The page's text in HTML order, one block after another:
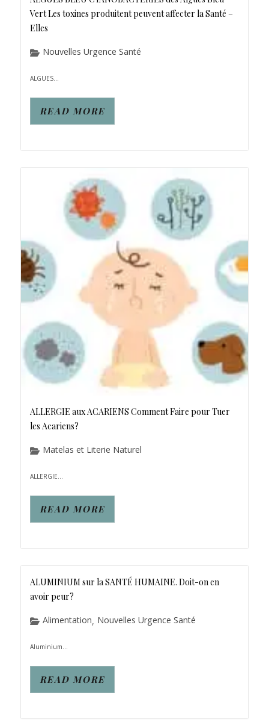
Vert Les toxines produitent peuvent affecter la Santé –
Elles
Nouvelles Urgence Santé
ALGUES...
READ MORE
ALLERGIE aux ACARIENS Comment Faire pour Tuer
les Acariens?
Matelas et Literie Naturel
ALLERGIE...
READ MORE
ALUMINIUM sur la SANTÉ HUMAINE. Doit-on en
avoir peur?
Alimentation, Nouvelles Urgence Santé
Aluminium...
READ MORE